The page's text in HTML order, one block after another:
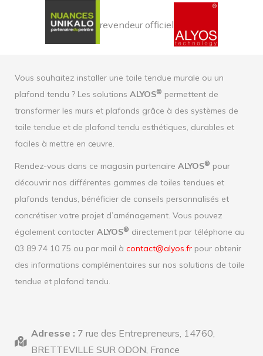
revendeur officiel
Vous souhaitez installer une toile tendue murale ou un
plafond tendu ? Les solutions ALYOS® permettent de
transformer les murs et plafonds grâce à des systèmes de
toile tendue et de plafond tendu esthétiques, durables et
faciles à mettre en œuvre.
Rendez-vous dans ce magasin partenaire ALYOS® pour
découvrir nos différentes gammes de toiles tendues et
plafonds tendus, bénéficier de conseils personnalisés et
concrétiser votre projet d’aménagement. Vous pouvez
également contacter ALYOS® directement par téléphone au
03 89 74 10 75 ou par mail à contact@alyos.fr pour obtenir
des informations complémentaires sur nos solutions de toile
tendue et plafond tendu.
Adresse : 7 rue des Entrepreneurs, 14760,
BRETTEVILLE SUR ODON, France